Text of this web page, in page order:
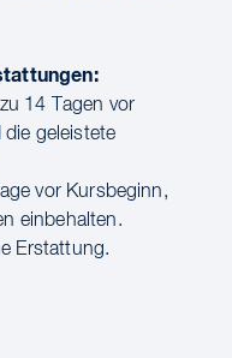
14 Tagen vor
geleistete
vor Kursbeginn,
einbehalten.
Erstattung.